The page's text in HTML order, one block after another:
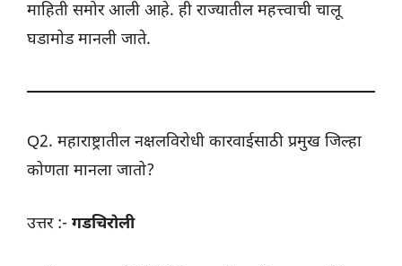
माहिती समोर आली आहे. ही राज्यातील महत्त्वाची चालू
घडामोड मानली जाते.
Q2. महाराष्ट्रातील नक्षलविरोधी कारवाईसाठी प्रमुख जिल्हा
कोणता मानला जातो?
उत्तर :- गडचिरोली